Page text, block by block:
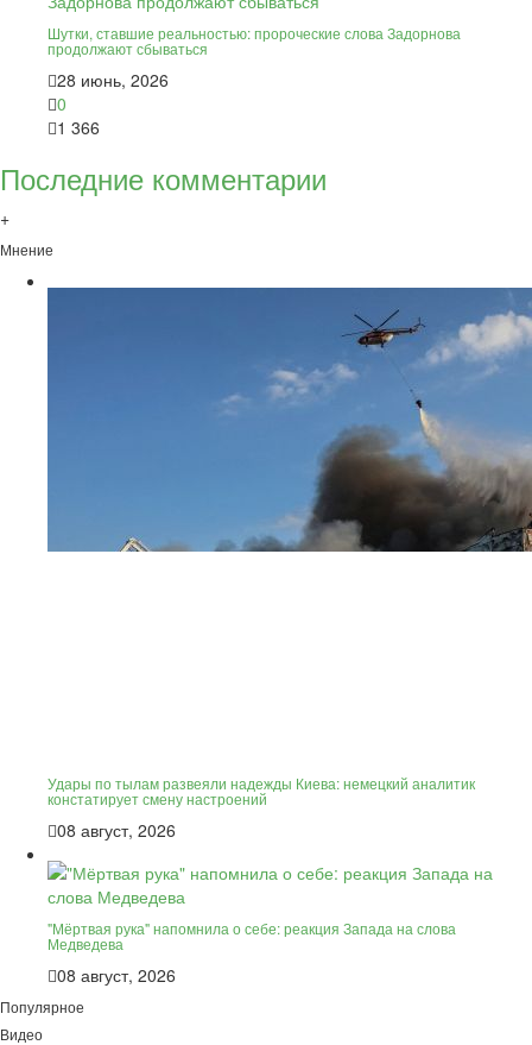
Шутки, ставшие реальностью: пророческие слова Задорнова
продолжают сбываться
28 июнь, 2026
0
1 366
Последние комментарии
+
Мнение
Удары по тылам развеяли надежды Киева: немецкий аналитик
констатирует смену настроений
08 август, 2026
"Мёртвая рука" напомнила о себе: реакция Запада на слова
Медведева
08 август, 2026
Популярное
Видео